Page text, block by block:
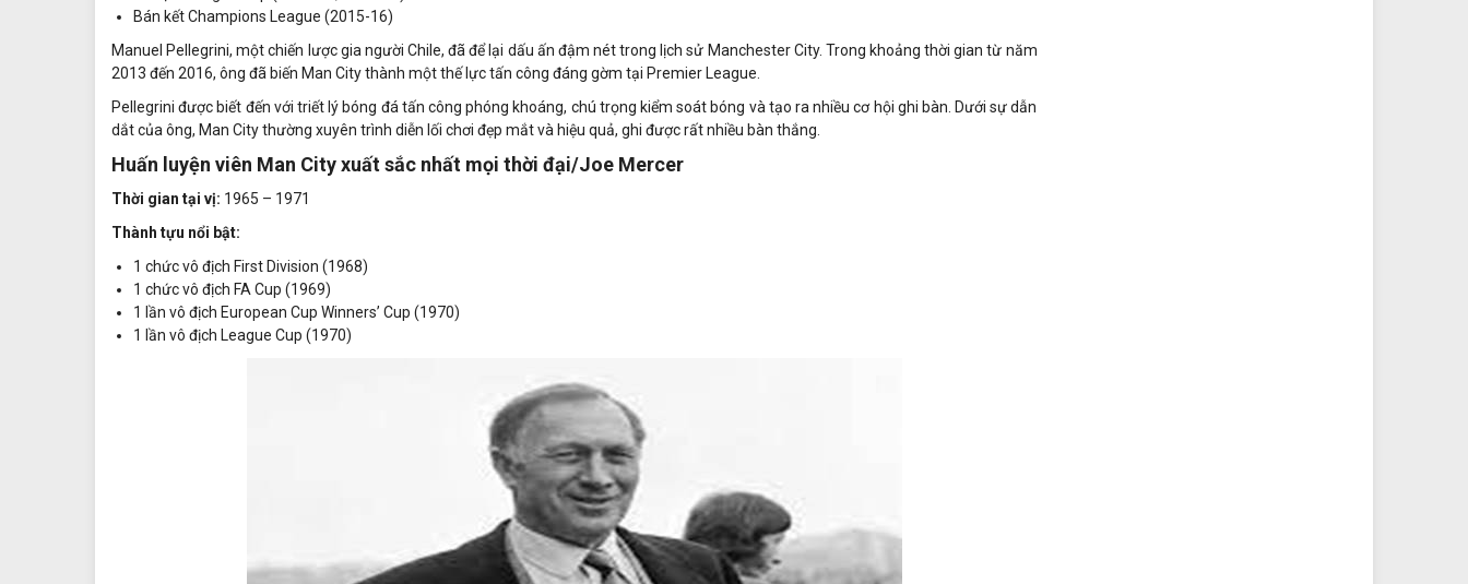
Bán kết Champions League (2015-16)
Manuel Pellegrini, một chiến lược gia người Chile, đã để lại dấu ấn đậm nét trong lịch sử Manchester City. Trong khoảng thời gian từ năm
2013 đến 2016, ông đã biến Man City thành một thế lực tấn công đáng gờm tại Premier League.
Pellegrini được biết đến với triết lý bóng đá tấn công phóng khoáng, chú trọng kiểm soát bóng và tạo ra nhiều cơ hội ghi bàn. Dưới sự dẫn
dắt của ông, Man City thường xuyên trình diễn lối chơi đẹp mắt và hiệu quả, ghi được rất nhiều bàn thắng.
Huấn luyện viên Man City xuất sắc nhất mọi thời đại/Joe Mercer
Thời gian tại vị: 1965 – 1971
Thành tựu nổi bật:
1 chức vô địch First Division (1968)
1 chức vô địch FA Cup (1969)
1 lần vô địch European Cup Winners’ Cup (1970)
1 lần vô địch League Cup (1970)